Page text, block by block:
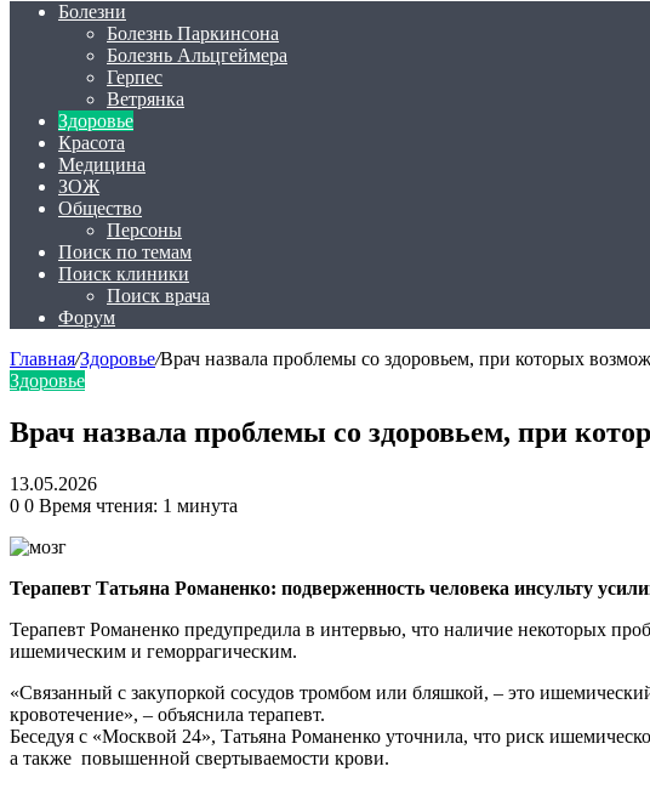
Болезни
Болезнь Паркинсона
Болезнь Альцгеймера
Герпес
Ветрянка
Здоровье
Красота
Медицина
ЗОЖ
Общество
Персоны
Поиск по темам
Поиск клиники
Поиск врача
Форум
Главная/Здоровье/Врач назвала проблемы со здоровьем, при которых
Здоровье
Врач назвала проблемы со здоровьем, при
13.05.2026
0 0 Время чтения: 1 минута
Терапевт Татьяна Романенко: подверженность человека инсульту
Терапевт Романенко предупредила в интервью, что наличие некоторых
ишемическим и геморрагическим.
«Связанный с закупоркой сосудов тромбом или бляшкой, – это
кровотечение», – объяснила терапевт.
Беседуя с «Москвой 24», Татьяна Романенко уточнила, что риск
а также повышенной свертываемости крови.